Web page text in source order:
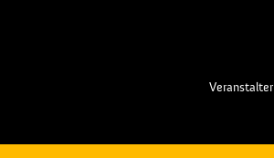
Veranstalter